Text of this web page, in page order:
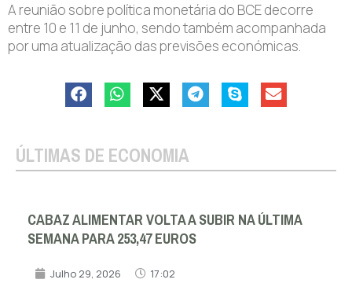
A reunião sobre política monetária do BCE decorre
entre 10 e 11 de junho, sendo também acompanhada
por uma atualização das previsões económicas.
ÚLTIMAS DE ECONOMIA
CABAZ ALIMENTAR VOLTA A SUBIR NA ÚLTIMA
SEMANA PARA 253,47 EUROS
Julho 29, 2026 17:02